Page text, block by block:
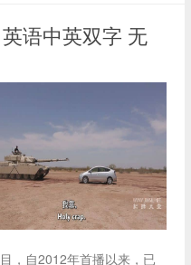
语中英双字 无
，自2012年首播以来，已